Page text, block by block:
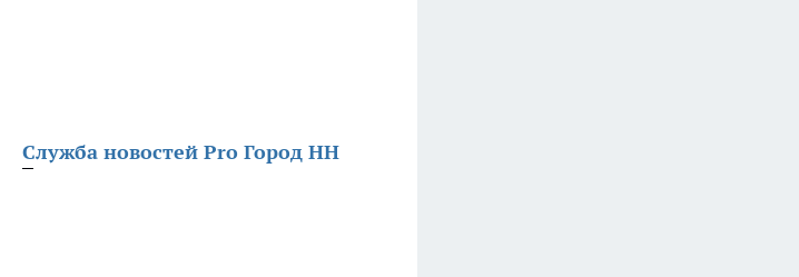
Служба новостей Pro Город НН